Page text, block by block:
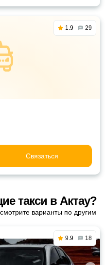
1.9 29
Связаться
такси в Актау?
варианты по другим
9.9 18